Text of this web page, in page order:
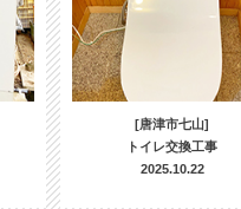
[唐津市七山]
トイレ交換工事
2025.10.22